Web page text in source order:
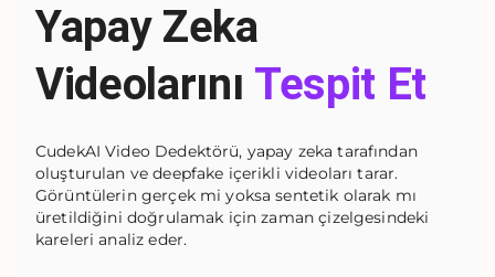
Yapay Zeka
Videolarını Tespit Et
CudekAI Video Dedektörü, yapay zeka tarafından
oluşturulan ve deepfake içerikli videoları tarar.
Görüntülerin gerçek mi yoksa sentetik olarak mı
üretildiğini doğrulamak için zaman çizelgesindeki
kareleri analiz eder.